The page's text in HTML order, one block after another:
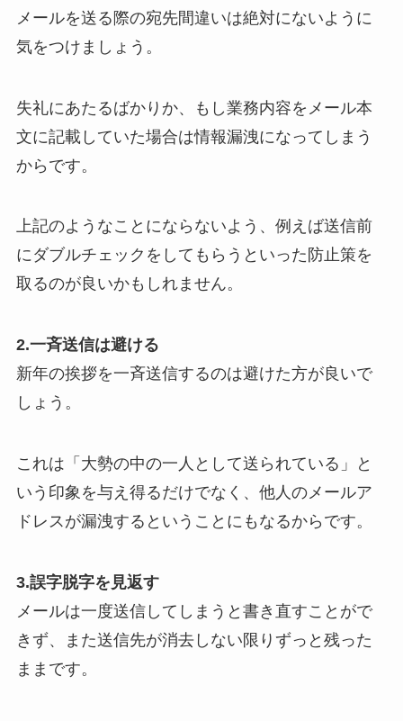
メールを送る際の宛先間違いは絶対にないように
気をつけましょう。
失礼にあたるばかりか、もし業務内容をメール本
文に記載していた場合は情報漏洩になってしまう
からです。
上記のようなことにならないよう、例えば送信前
にダブルチェックをしてもらうといった防止策を
取るのが良いかもしれません。
2.一斉送信は避ける
新年の挨拶を一斉送信するのは避けた方が良いで
しょう。
これは「大勢の中の一人として送られている」と
いう印象を与え得るだけでなく、他人のメールア
ドレスが漏洩するということにもなるからです。
3.誤字脱字を見返す
メールは一度送信してしまうと書き直すことがで
きず、また送信先が消去しない限りずっと残った
ままです。